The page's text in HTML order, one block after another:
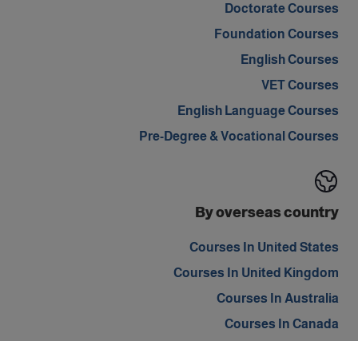
Doctorate Courses
Foundation Courses
English Courses
VET Courses
English Language Courses
Pre-Degree & Vocational Courses
By overseas country
Courses In United States
Courses In United Kingdom
Courses In Australia
Courses In Canada